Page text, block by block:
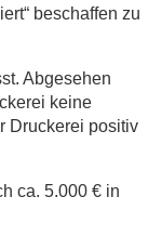
beschaffen zu
Abgesehen
keine
Druckerei positiv
ca. 5.000 € in